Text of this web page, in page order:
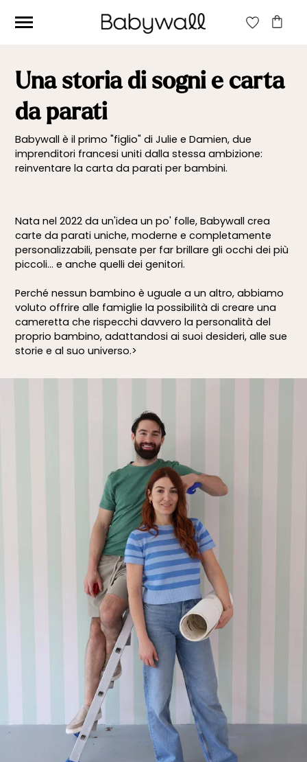
Una storia di sogni e carta
da parati
Babywall è il primo "figlio" di Julie e Damien, due
imprenditori francesi uniti dalla stessa ambizione:
reinventare la carta da parati per bambini.
Nata nel 2022 da un'idea un po' folle, Babywall crea
carte da parati uniche, moderne e completamente
personalizzabili, pensate per far brillare gli occhi dei più
piccoli... e anche quelli dei genitori.
Perché nessun bambino è uguale a un altro, abbiamo
voluto offrire alle famiglie la possibilità di creare una
cameretta che rispecchi davvero la personalità del
proprio bambino, adattandosi ai suoi desideri, alle sue
storie e al suo universo.>